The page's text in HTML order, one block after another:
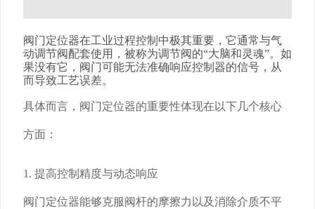
阀门定位器在工业过程控制中极其重要，它通常与气
动调节阀配套使用，被称为调节阀的“大脑和灵魂”。如
果没有它，阀门可能无法准确响应控制器的信号，从
而导致工艺误差。
具体而言，阀门定位器的重要性体现在以下几个核心
方面：
1. 提高控制精度与动态响应
阀门定位器能够克服阀杆的摩擦力以及消除介质不平